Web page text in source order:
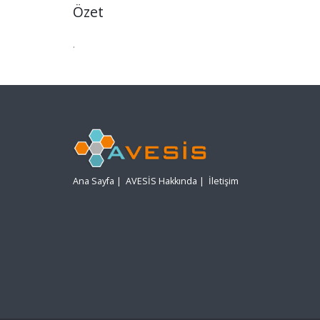
Özet
.
Ana Sayfa | AVESİS Hakkında | İletişim